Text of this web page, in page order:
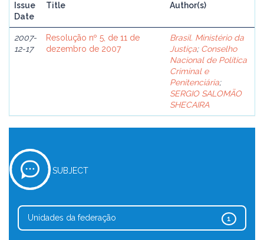
Issue
Date
Title Author(s)
2007-
12-17
Resolução nº 5, de 11 de
dezembro de 2007
Brasil. Ministério da
Justiça; Conselho
Nacional de Política
Criminal e
Penitenciária;
SERGIO SALOMÃO
SHECAIRA
SUBJECT
1
Unidades da federação